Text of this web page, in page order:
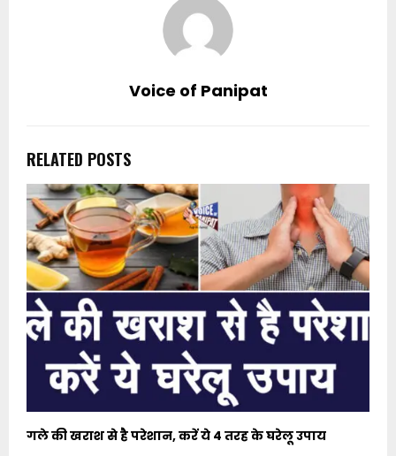
Voice of Panipat
RELATED POSTS
गले की खराश से है परेशान, करें ये 4 तरह के घरेलू उपाय